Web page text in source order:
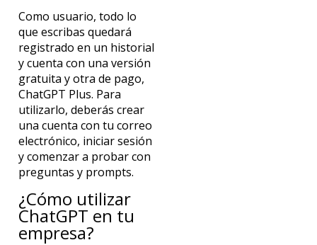
Como usuario, todo lo
que escribas quedará
registrado en un historial
y cuenta con una versión
gratuita y otra de pago,
ChatGPT Plus. Para
utilizarlo, deberás crear
una cuenta con tu correo
electrónico, iniciar sesión
y comenzar a probar con
preguntas y prompts.
¿Cómo utilizar
ChatGPT en tu
empresa?